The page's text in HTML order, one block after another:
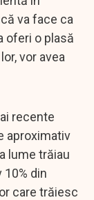
va face ca
oferi o plasă
vor avea
recente
aproximativ
lume trăiau
din
care trăiesc